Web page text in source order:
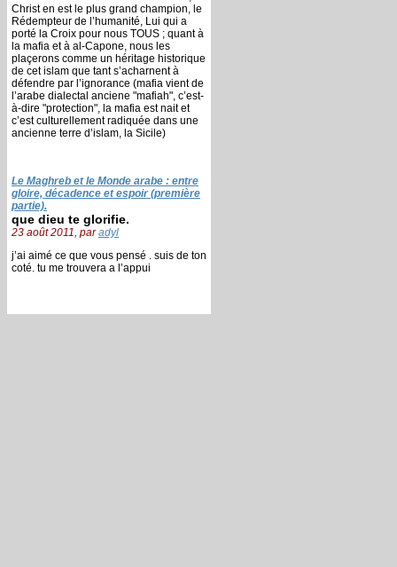
Christ en est le plus grand champion, le
Rédempteur de l’humanité, Lui qui a
porté la Croix pour nous TOUS ; quant à
la mafia et à al-Capone, nous les
plaçerons comme un héritage historique
de cet islam que tant s’acharnent à
défendre par l’ignorance (mafia vient de
l’arabe dialectal anciene "mafiah", c’est-
à-dire "protection", la mafia est nait et
c’est culturellement radiquée dans une
ancienne terre d’islam, la Sicile)
Le Maghreb et le Monde arabe : entre
gloire, décadence et espoir (première
partie).
que dieu te glorifie.
23 août 2011, paradyl
j’ai aimé ce que vous pensé . suis de ton
coté. tu me trouvera a l’appui